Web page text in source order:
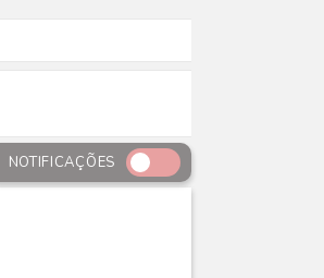
NOTIFICAÇÕES